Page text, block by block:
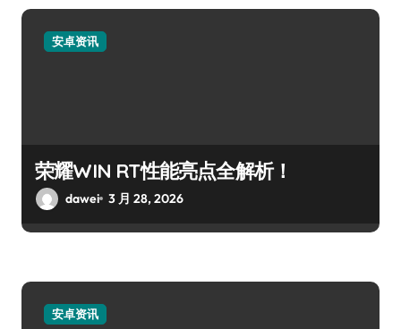
安卓资讯
荣耀WIN RT性能亮点全解析！
dawei 3 月 28, 2026
安卓资讯